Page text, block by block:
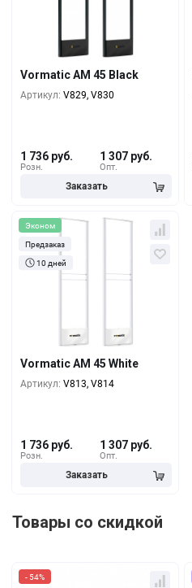
Vormatic AM 45 Black
Артикул: V829, V830
Розн.
1 736 руб.
Опт.
1 307 руб.
1 479 руб.
Эконом
Предзаказ
10 дней
Vormatic AM 45 White
Артикул: V813, V814
Розн.
1 736 руб.
Опт.
1 307 руб.
1 479 руб.
Товары со скидкой
- 54%